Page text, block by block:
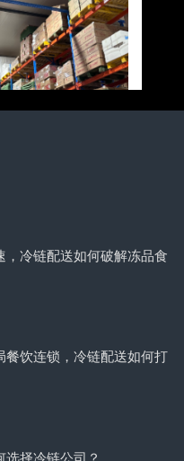
，冷链配送如何破解冻品食
餐饮连锁，冷链配送如何打
择冷链公司？